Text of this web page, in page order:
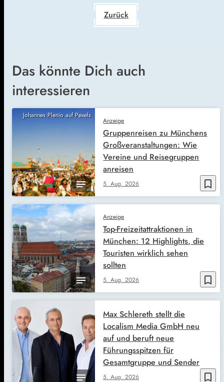
Zurück
Das könnte Dich auch
interessieren
Johannes Plenio auf Pexels
bookmark_border
Anzeige
5. Aug. 2026
Gruppenreisen zu Münchens
Großveranstaltungen: Wie
Vereine und Reisegruppen
anreisen
bookmark_border
Anzeige
5. Aug. 2026
Top-Freizeitattraktionen in
München: 12 Highlights, die
Touristen wirklich sehen
sollten
bookmark_border
5. Aug. 2026
Max Schlereth stellt die
Localism Media GmbH neu
auf und beruft neue
Führungsspitzen für
Gesamtgruppe und Sender